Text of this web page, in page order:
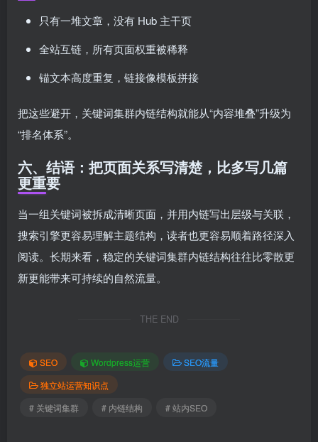
只有一堆文章，没有 Hub 主干页
全站互链，所有页面权重被稀释
锚文本高度重复，链接像模板拼接
把这些避开，关键词集群内链结构就能从“内容堆叠”升级为
“排名体系”。
六、结语：把页面关系写清楚，比多写几篇
更重要
当一组关键词被拆成清晰页面，并用内链写出层级与关联，
搜索引擎更容易理解主题结构，读者也更容易顺着路径深入
阅读。长期来看，稳定的关键词集群内链结构往往比零散更
新更能带来可持续的自然流量。
THE END
SEO Wordpress运营
SEO流量
独立站运营知识点
# 关键词集群
# 内链结构 # 站内SEO